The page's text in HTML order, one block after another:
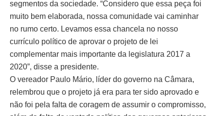
segmentos da sociedade. “Considero que essa peça foi
muito bem elaborada, nossa comunidade vai caminhar
no rumo certo. Levamos essa chancela no nosso
currículo político de aprovar o projeto de lei
complementar mais importante da legislatura 2017 a
2020”, disse a presidente.
O vereador Paulo Mário, líder do governo na Câmara,
relembrou que o projeto já era para ter sido aprovado e
não foi pela falta de coragem de assumir o compromisso,